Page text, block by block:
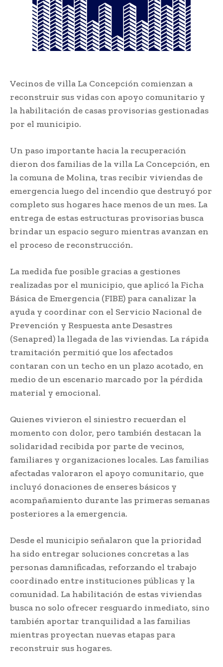
Vecinos de villa La Concepción comienzan a
reconstruir sus vidas con apoyo comunitario y
la habilitación de casas provisorias gestionadas
por el municipio.
Un paso importante hacia la recuperación
dieron dos familias de la villa La Concepción, en
la comuna de Molina, tras recibir viviendas de
emergencia luego del incendio que destruyó por
completo sus hogares hace menos de un mes. La
entrega de estas estructuras provisorias busca
brindar un espacio seguro mientras avanzan en
el proceso de reconstrucción.
La medida fue posible gracias a gestiones
realizadas por el municipio, que aplicó la Ficha
Básica de Emergencia (FIBE) para canalizar la
ayuda y coordinar con el Servicio Nacional de
Prevención y Respuesta ante Desastres
(Senapred) la llegada de las viviendas. La rápida
tramitación permitió que los afectados
contaran con un techo en un plazo acotado, en
medio de un escenario marcado por la pérdida
material y emocional.
Quienes vivieron el siniestro recuerdan el
momento con dolor, pero también destacan la
solidaridad recibida por parte de vecinos,
familiares y organizaciones locales. Las familias
afectadas valoraron el apoyo comunitario, que
incluyó donaciones de enseres básicos y
acompañamiento durante las primeras semanas
posteriores a la emergencia.
Desde el municipio señalaron que la prioridad
ha sido entregar soluciones concretas a las
personas damnificadas, reforzando el trabajo
coordinado entre instituciones públicas y la
comunidad. La habilitación de estas viviendas
busca no solo ofrecer resguardo inmediato, sino
también aportar tranquilidad a las familias
mientras proyectan nuevas etapas para
reconstruir sus hogares.